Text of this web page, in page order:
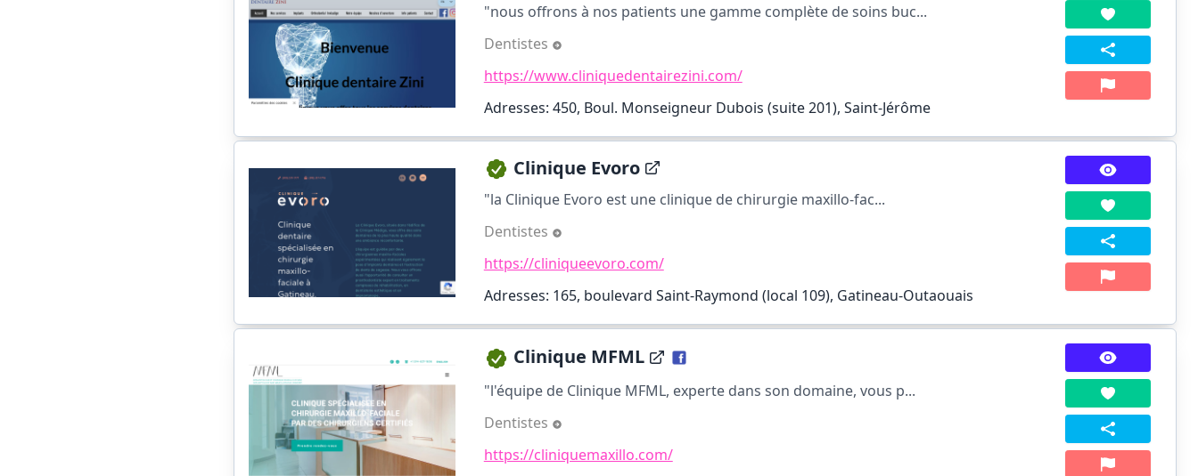
"nous offrons à nos patients une gamme complète de soins buc...
Dentistes
https://www.cliniquedentairezini.com/
Adresses: 450, Boul. Monseigneur Dubois (suite 201), Saint-Jérôme
Clinique Evoro
"la Clinique Evoro est une clinique de chirurgie maxillo-fac...
Dentistes
https://cliniqueevoro.com/
Adresses: 165, boulevard Saint-Raymond (local 109), Gatineau-Outaouais
Clinique MFML
"l'équipe de Clinique MFML, experte dans son domaine, vous p...
Dentistes
https://cliniquemaxillo.com/